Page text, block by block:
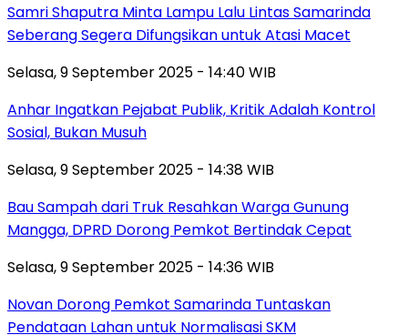
Samri Shaputra Minta Lampu Lalu Lintas Samarinda
Seberang Segera Difungsikan untuk Atasi Macet
Selasa, 9 September 2025 - 14:40 WIB
Anhar Ingatkan Pejabat Publik, Kritik Adalah Kontrol
Sosial, Bukan Musuh
Selasa, 9 September 2025 - 14:38 WIB
Bau Sampah dari Truk Resahkan Warga Gunung
Mangga, DPRD Dorong Pemkot Bertindak Cepat
Selasa, 9 September 2025 - 14:36 WIB
Novan Dorong Pemkot Samarinda Tuntaskan
Pendataan Lahan untuk Normalisasi SKM